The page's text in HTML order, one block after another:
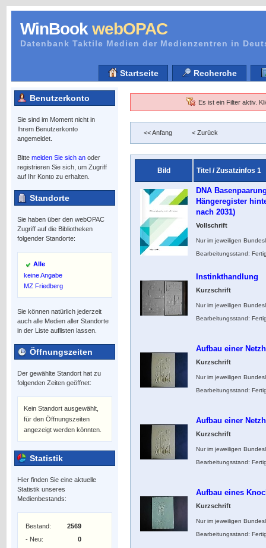
WinBook webOPAC
Datenbank Taktile Medien der Medienzentren in
Startseite Recherche
Benutzerkonto
Sie sind im Moment nicht in
Ihrem Benutzerkonto
angemeldet.
Bitte melden Sie sich an oder
registrieren Sie sich, um Zugriff
auf Ihr Konto zu erhalten.
Standorte
Sie haben über den webOPAC
Zugriff auf die Bibliotheken
folgender Standorte:
Alle
keine Angabe
MZ Friedberg
Sie können natürlich jederzeit
auch alle Medien aller Standorte
in der Liste auflisten lassen.
Öffnungszeiten
Der gewählte Standort hat zu
folgenden Zeiten geöffnet:
Kein Standort ausgewählt,
für den Öffnungszeiten
angezeigt werden könnten.
Statistik
Hier finden Sie eine aktuelle
Statistik unseres
Medienbestands:
Bestand:
2569
- Neu:
0
Es ist ein Filter aktiv.
<< Anfang < Zurück
Bild Titel / Zusatzinfos 1
DNA
Hängeregister
nach 2031)
Vollschrift
Nur im jeweiligen
Bearbeitungsstand:
Instinkthandlung
Kurzschrift
Nur im jeweiligen
Bearbeitungsstand:
Aufbau einer
Kurzschrift
Nur im jeweiligen
Bearbeitungsstand:
Aufbau einer
Kurzschrift
Nur im jeweiligen
Bearbeitungsstand:
Aufbau eines
Kurzschrift
Nur im jeweiligen
Bearbeitungsstand: